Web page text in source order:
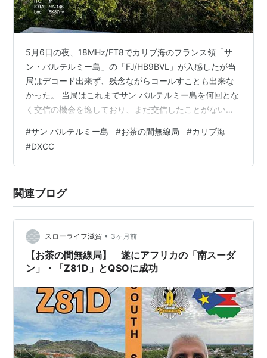
越えてそのような岩の上に立ち、アンテナを立て、無線
機を設置し、発電機を回して首尾よく電波を発射したと
が出現する。生肉を飢えた野良犬の群れに投げ込めば犬
の山が出来上がるように、たちまち世界中のハムが団子
状態になってあなたを呼んでくることになる。なにしろ
彼らにとっては、いかに多くのカントリーと交信するか
が唯一絶対の目標なのだから、その夢が実現できるかど
うかは、言い換えれば、どの犬の願いをかなえてあげる
るはずだ。
残念ながら日本でアマチュア無線を運用する限り、需給
関係から言って、そのような経験をすることは100％な
い。しかし、「呼ぶ側」としてこのバカ騒ぎに参加する
のは簡単だ。とりあえず、簡単な国家試験を受けて、第
4級アマチュア無線技士（4アマ）の免許を得る。あと
は、金にものを言わせて、より巨大なアンテナをより高
いところに上げ、より大きな電力をつかってより強力な
電波を発射すればよい。そうすれば、ドッグパイルのて
っぺんにのぼり、早い段階で拾い上げてもらうことが期
5月6日の夜、18MHz/FT8でカリブ海のフランス領「サ
ン・バルテルミー島」の「FJ/HB9BVL」が入感したが当
局はデコード出来ず、残念ながらコールすことも出来な
かった。 当局はこれまでサン バルテルミー島を何回とな
く交信の機会を逸しており、まだ交信したことがないカ
用されているが殆どがバケーションのついででのオペレ
ーションが大半である。この島に常駐局もいるかもしれ
ないが私は知らない。これまでのケースでは短期の運用
タイルが多かった。今回もそうであろう。 サン バルテル
ミー島は世界のMo…
#サン バルテルミー島 #お茶の間無線局 #カリブ海
#DXCC
関連ブログ
スローライフ滋賀 • 3ヶ月前
【お茶の間無線局】 遂にアフリカの「南スーダ
ン」・「Z81D」とQSOに成功